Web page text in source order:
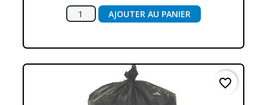
AJOUTER AU PANIER
favorite_border